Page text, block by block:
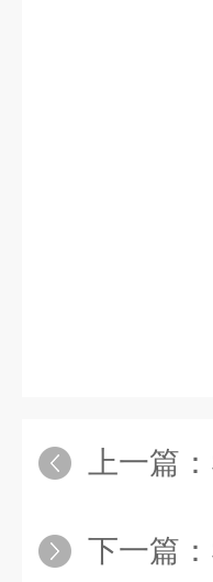
上一篇：
下一篇：